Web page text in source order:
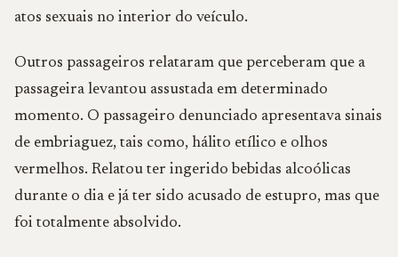
atos sexuais no interior do veículo.
Outros passageiros relataram que perceberam que a
passageira levantou assustada em determinado
momento. O passageiro denunciado apresentava sinais
de embriaguez, tais como, hálito etílico e olhos
vermelhos. Relatou ter ingerido bebidas alcoólicas
durante o dia e já ter sido acusado de estupro, mas que
foi totalmente absolvido.